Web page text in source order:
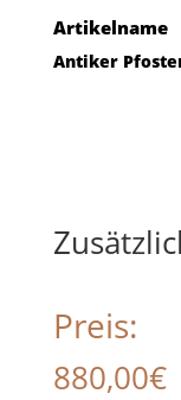
Artikelname
Antiker
Preis:
880,00€